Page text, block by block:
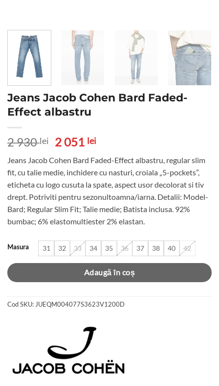
Jeans Jacob Cohen Bard Faded-
Effect albastru
2 930lei
Prețul
a
fost:
2
930 lei.
2 051 leiPrețul
este:
2
051 lei.
Jeans Jacob Cohen Bard Faded-Effect albastru, regular slim
fit, cu talie medie, inchidere cu nasturi, croiala „5-pockets”,
eticheta cu logo cusuta la spate, aspect usor decolorat si tiv
drept. Potriviti pentru sezonultoamna/iarna. Detalii: Model-
Bard; Regular Slim Fit; Talie medie; Batista inclusa. 92%
bumbac; 6% elastomultiester 2% elastan.
Masura 31 32 33 34 35 36 37 38 40 42
Adaugă în coș
Cod SKU: JUEQM004077S3623V1200D